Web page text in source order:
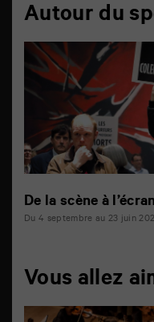
Autour du
De la scène à l’écran
Du 4 septembre au 23 juin
Vous allez